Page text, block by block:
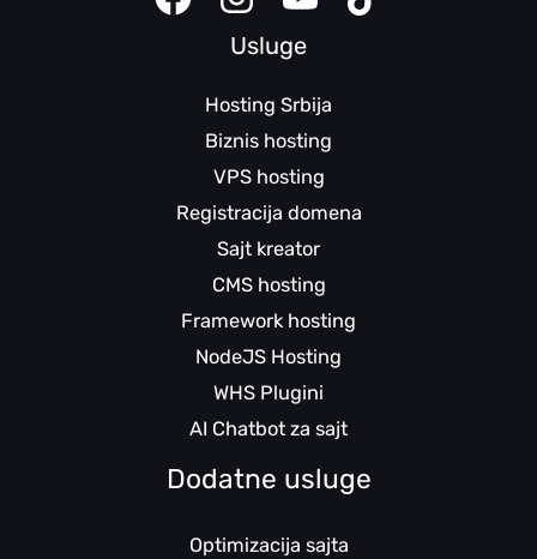
Usluge
Hosting Srbija
Biznis hosting
VPS hosting
Registracija domena
Sajt kreator
CMS hosting
Framework hosting
NodeJS Hosting
WHS Plugini
AI Chatbot za sajt
Dodatne usluge
Optimizacija sajta